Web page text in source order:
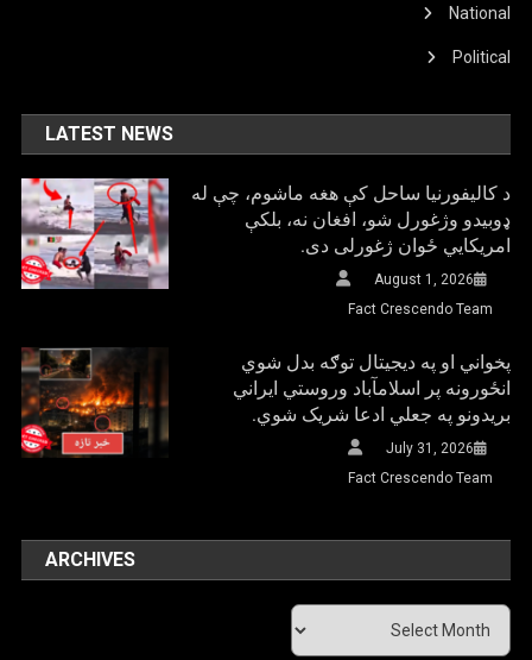
National
Political
LATEST NEWS
د کالیفورنیا ساحل کې هغه ماشوم، چې له
ډوبیدو وژغورل شو، افغان نه، بلکې
امریکایي ځوان ژغورلی دی.
August 1, 2026
Fact Crescendo Team
پخواني او په دیجیتال توګه بدل شوي
انځورونه پر اسلامآباد وروستي ایراني
بريدونو په جعلي ادعا شریک شوي.
July 31, 2026
Fact Crescendo Team
ARCHIVES
Archives